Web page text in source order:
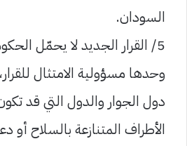
السودان.
5/ القرار الجديد لا يحمّل
وحدها مسؤولية الامتثال
دول الجوار والدول التي قد
الأطراف المتنازعة بالسلاح أو